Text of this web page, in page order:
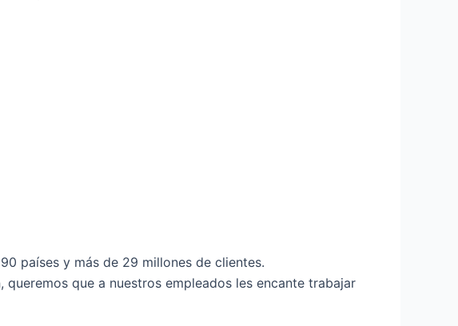
países y más de 29 millones de clientes.
que a nuestros empleados les encante trabajar